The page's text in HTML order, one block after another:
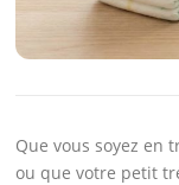
Que vous soyez en
ou que votre petit